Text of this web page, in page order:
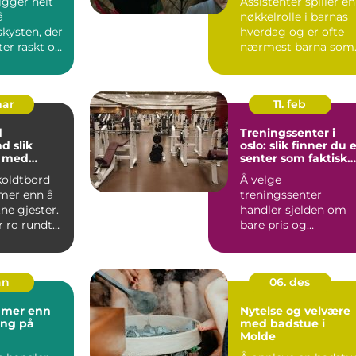
der
raskt og
nøkkelrolle i barnas
hverdag og er ofte
nærmest barna som
enn å
gjester.
ro rundt
11. feb
Treningssenter i
oslo: slik finner du
senter som faktisk
blir brukt
Å velge
treningssenter
handler sjelden om
bare pris og
oppdager raskt at
avstanden...
enn
på
06. des
Nytelse og velvære
med badstue i
Molde